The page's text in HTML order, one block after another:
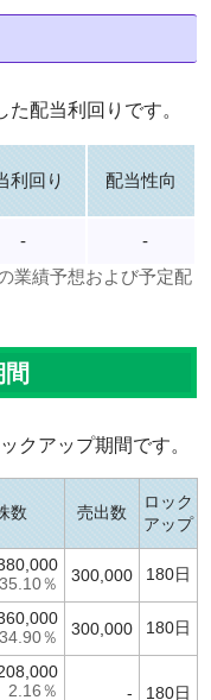
配当利回りです。
利回り 配当性向
-
-
業績予想および予定配
クアップ期間です。
数 売出数
ロック
アップ
35.10％ 300,000 180日
34.90％ 300,000 180日
2.16％ - 180日